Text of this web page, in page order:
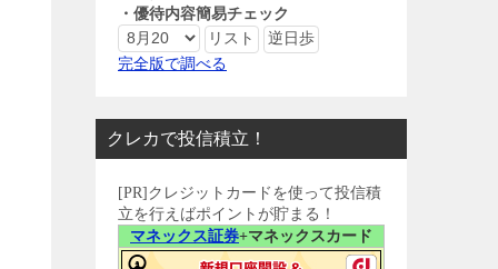
・優待内容簡易チェック
完全版で調べる
クレカで投信積立！
[PR]クレジットカードを使って投信積
立を行えばポイントが貯まる！
マネックス証券+マネックスカード